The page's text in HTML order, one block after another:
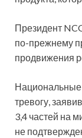
Президент
по-прежнему
продвижения
Национальные
тревогу,
3,4 частей на
не